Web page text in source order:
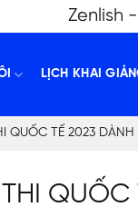
Zenlish
LỊCH KHAI
QUỐC TẾ 2023 DÀNH